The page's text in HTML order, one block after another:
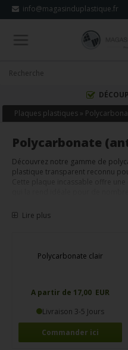
info@magasinduplastique.fr
Plaques plastiques »
Polycarbonate
Découvrez notre gamme de
plastique transparent reconnu
Polycarbonate UV
de son apparence ou de ses
accrue aux marques. Sa surface
type de polycarbonate est
Le polycarbonate, connu aussi
est un choix privilégié pour les
Lire plus
Polycarbonate clair
A partir de 17,00 EUR
Livraison 3-5 Jours
Commander ici